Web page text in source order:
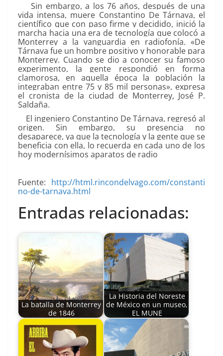
Sin embargo, a los 76 años, después de una
vida intensa, muere Constantino De Tárnava, el
científico que con paso firme y decidido, inició la
marcha hacia una era de tecnología que colocó a
Monterrey a la vanguardia en radiofonía. «De
Tárnava fue un hombre positivo y honorable para
Monterrey. Cuando se dio a conocer su famoso
experimento, la gente respondió en forma
clamorosa, en aquella época la población la
integraban entre 75 y 85 mil personas», expresa
el cronista de la ciudad de Monterrey, José P.
Saldaña.
El ingeniero Constantino De Tárnava, regresó al
origen. Sin embargo, su presencia no
desaparece, ya que la tecnología y la gente que se
beneficia con ella, lo recuerda en cada uno de los
hoy modernísimos aparatos de radio
Fuente: http://html.rincondelvago.com/constanti
no-de-tarnava.html
Entradas relacionadas:
La batalla de Monterrey
de 1846
La Historia del Noreste
de México en un museo,
EL MUNE